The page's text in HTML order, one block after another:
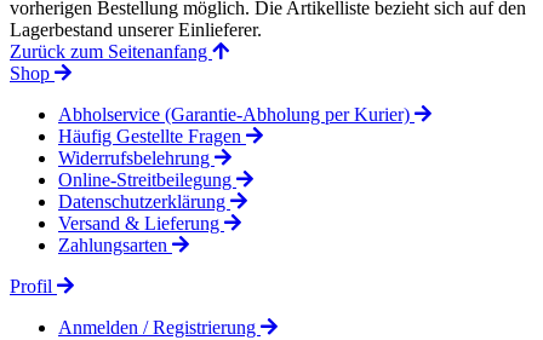
vorherigen Bestellung möglich. Die Artikelliste bezieht sich auf den
Lagerbestand unserer Einlieferer.
Zurück zum Seitenanfang
Shop
Abholservice (Garantie-Abholung per Kurier)
Häufig Gestellte Fragen
Widerrufsbelehrung
Online-Streitbeilegung
Datenschutzerklärung
Versand & Lieferung
Zahlungsarten
Profil
Anmelden / Registrierung